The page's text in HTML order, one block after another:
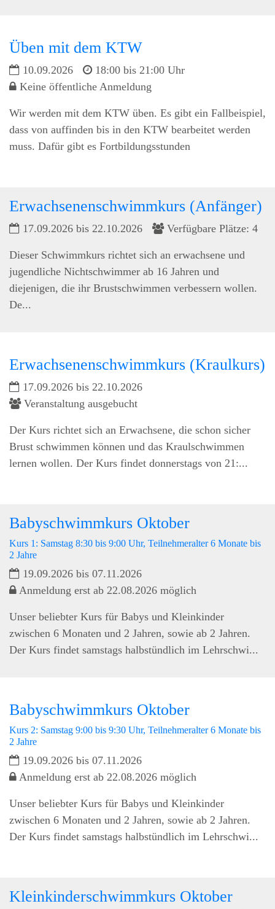
Üben mit dem KTW
10.09.2026
18:00 bis 21:00 Uhr
Keine öffentliche Anmeldung
Wir werden mit dem KTW üben. Es gibt ein Fallbeispiel,
dass von auffinden bis in den KTW bearbeitet werden
muss. Dafür gibt es Fortbildungsstunden
Erwachsenenschwimmkurs (Anfänger)
17.09.2026 bis 22.10.2026 Verfügbare Plätze: 4
Dieser Schwimmkurs richtet sich an erwachsene und
jugendliche Nichtschwimmer ab 16 Jahren und
diejenigen, die ihr Brustschwimmen verbessern wollen.
De...
Erwachsenenschwimmkurs (Kraulkurs)
17.09.2026 bis 22.10.2026
Veranstaltung ausgebucht
Der Kurs richtet sich an Erwachsene, die schon sicher
Brust schwimmen können und das Kraulschwimmen
lernen wollen. Der Kurs findet donnerstags von 21:...
Babyschwimmkurs Oktober
Kurs 1: Samstag 8:30 bis 9:00 Uhr, Teilnehmeralter 6 Monate bis
2 Jahre
19.09.2026 bis 07.11.2026
Anmeldung erst ab 22.08.2026 möglich
Unser beliebter Kurs für Babys und Kleinkinder
zwischen 6 Monaten und 2 Jahren, sowie ab 2 Jahren.
Der Kurs findet samstags halbstündlich im Lehrschwi...
Babyschwimmkurs Oktober
Kurs 2: Samstag 9:00 bis 9:30 Uhr, Teilnehmeralter 6 Monate bis
2 Jahre
19.09.2026 bis 07.11.2026
Anmeldung erst ab 22.08.2026 möglich
Unser beliebter Kurs für Babys und Kleinkinder
zwischen 6 Monaten und 2 Jahren, sowie ab 2 Jahren.
Der Kurs findet samstags halbstündlich im Lehrschwi...
Kleinkinderschwimmkurs Oktober